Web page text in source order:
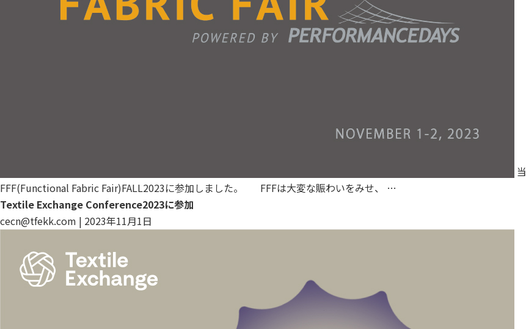
FFF(Functional Fabric Fair)FALL2023に参加しました。 FFFは大変な賑わいをみせ、 …
Textile Exchange Conference2023に参加
cecn@tfekk.com | 2023年11月1日